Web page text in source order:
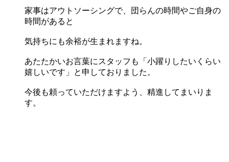
家事はアウトソーシングで、団らんの時間やご自身の
時間があると
気持ちにも余裕が生まれますね。
あたたかいお言葉にスタッフも「小躍りしたいくらい
嬉しいです」と申しておりました。
今後も頼っていただけますよう、精進してまいりま
す。